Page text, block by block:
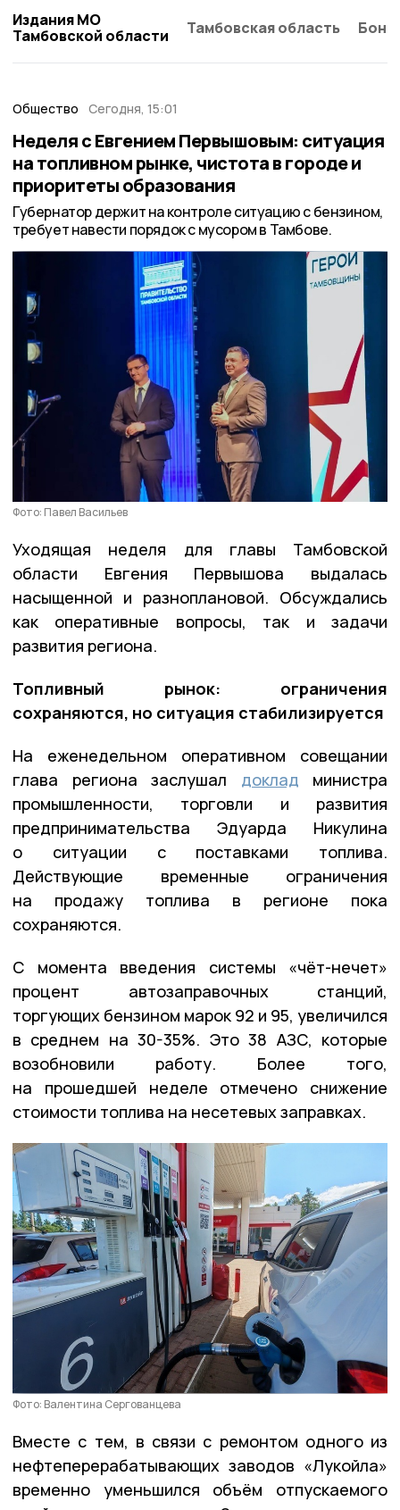
Издания МО
Тамбовской области
Тамбовская область
Общество Сегодня, 15:01
Неделя с Евгением Первышовым: ситуация
на топливном рынке, чистота в городе и
приоритеты образования
Губернатор держит на контроле ситуацию с бензином,
требует навести порядок с мусором в Тамбове.
Фото: Павел Васильев
Уходящая неделя для главы Тамбовской
области Евгения Первышова выдалась
насыщенной и разноплановой. Обсуждались
как оперативные вопросы, так и задачи
развития региона.
Топливный рынок: ограничения
сохраняются, но ситуация стабилизируется
На еженедельном оперативном совещании
глава региона заслушал доклад министра
промышленности, торговли и развития
предпринимательства Эдуарда Никулина
о ситуации с поставками топлива.
Действующие временные ограничения
на продажу топлива в регионе пока
сохраняются.
С момента введения системы «чёт-нечет»
процент автозаправочных станций,
торгующих бензином марок 92 и 95, увеличился
в среднем на 30-35%. Это 38 АЗС, которые
возобновили работу. Более того,
на прошедшей неделе отмечено снижение
стоимости топлива на несетевых заправках.
Фото: Валентина Сергованцева
Вместе с тем, в связи с ремонтом одного из
нефтеперерабатывающих заводов «Лукойла»
временно уменьшился объём отпускаемого